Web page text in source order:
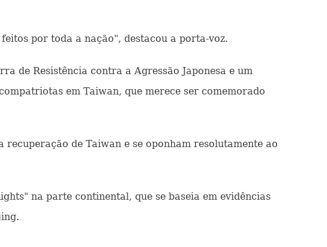
por toda a nação", destacou a porta-voz.
de Resistência contra a Agressão Japonesa e um
em Taiwan, que merece ser comemorado
de Taiwan e se oponham resolutamente ao
na parte continental, que se baseia em evidências